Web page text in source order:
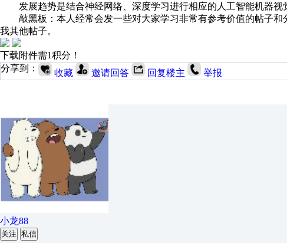
发展趋势是结合神经网络、深度学习进行相应的人工智能机器视
敲黑板：本人经常会发一些对大家学习非常有参考价值的帖子和
我其他帖子。
下载附件需1积分！
分享到：
收藏 邀请回答 回复楼主 举报
小龙88
关注 私信